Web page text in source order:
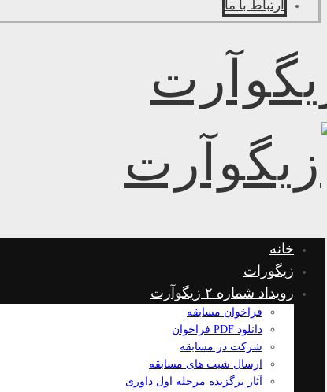
ارتباط با ما
خانه
زیگورات
رویداد شماره ۲ زیگوآرت
فراخوان مسابقه
دانلود PDF فراخوان
شرکت در مسابقه
ارسال شیت های مسابقه
آثار برگزیده مرحله اول داوری